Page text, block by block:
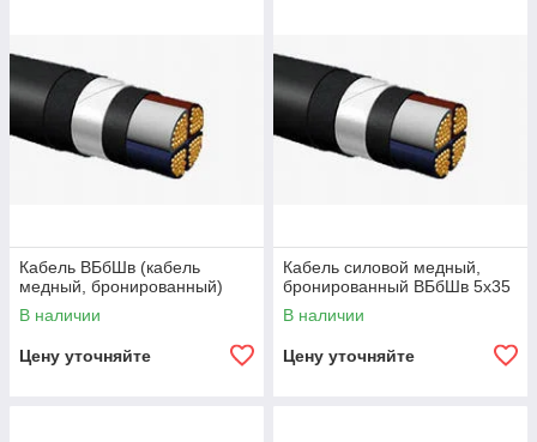
Кабель ВБбШв (кабель
медный, бронированный)
В наличии
Цену уточняйте
Кабель силовой медный,
бронированный ВБбШв 5х35
В наличии
Цену уточняйте